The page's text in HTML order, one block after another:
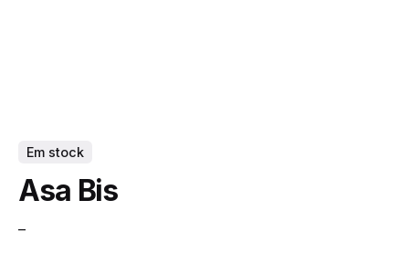
Em stock
Asa Bis
–